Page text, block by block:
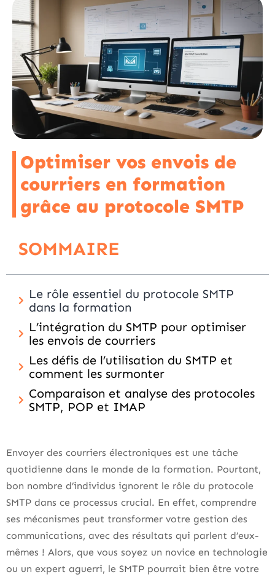
Optimiser vos envois de
courriers en formation
grâce au protocole SMTP
SOMMAIRE
Le rôle essentiel du protocole SMTP
dans la formation
L’intégration du SMTP pour optimiser
les envois de courriers
Les défis de l’utilisation du SMTP et
comment les surmonter
Comparaison et analyse des protocoles
SMTP, POP et IMAP
Envoyer des courriers électroniques est une tâche
quotidienne dans le monde de la formation. Pourtant,
bon nombre d’individus ignorent le rôle du protocole
SMTP dans ce processus crucial. En effet, comprendre
ses mécanismes peut transformer votre gestion des
communications, avec des résultats qui parlent d’eux-
mêmes ! Alors, que vous soyez un novice en technologie
ou un expert aguerri, le SMTP pourrait bien être votre